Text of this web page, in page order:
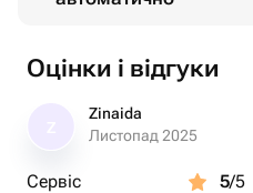
Оцінки і відгуки
Zinaida
Листопад 2025
Сервіс 5/5